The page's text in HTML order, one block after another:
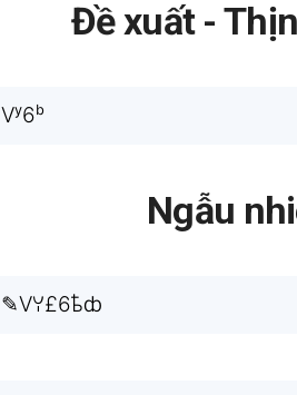
Đề xuất -
Vʸ6ᵇ
Ngẫu
✎Vꌩ£6ҍȸ